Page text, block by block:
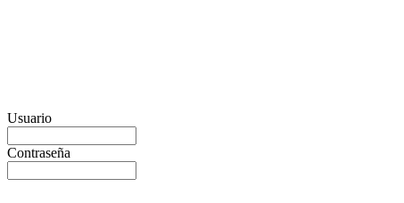
Usuario
Contraseña